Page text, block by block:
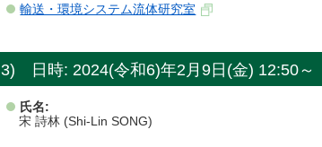
輸送・環境システム流体研究室
3) 日時: 2024(令和6)年2月9日(金) 12:50
氏名:
宋 詩林 (Shi-Lin SONG)